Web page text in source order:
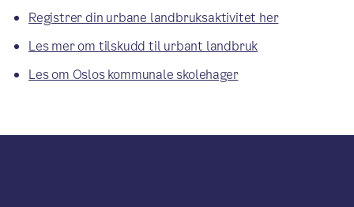
Registrer din urbane landbruksaktivitet her
Les mer om tilskudd til urbant landbruk
Les om Oslos kommunale skolehager